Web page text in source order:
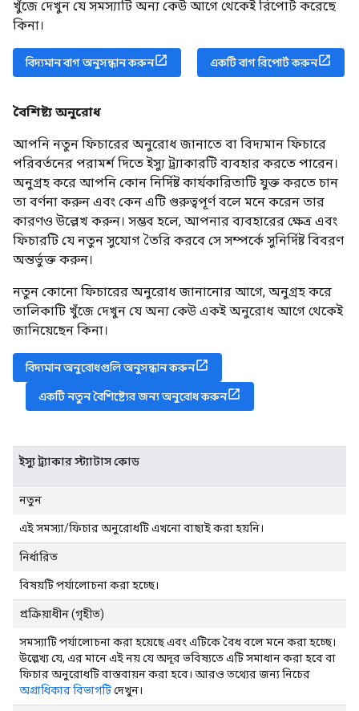
খুঁজে দেখুন যে সমস্যাটি অন্য কেউ আগে থেকেই রিপোর্ট করেছে
কিনা।
বিদ্যমান বাগ অনুসন্ধান করুন একটি বাগ রিপোর্ট করুন
বৈশিষ্ট্য অনুরোধ
আপনি নতুন ফিচারের অনুরোধ জানাতে বা বিদ্যমান ফিচারে
পরিবর্তনের পরামর্শ দিতে ইস্যু ট্র্যাকারটি ব্যবহার করতে পারেন।
অনুগ্রহ করে আপনি কোন নির্দিষ্ট কার্যকারিতাটি যুক্ত করতে চান
তা বর্ণনা করুন এবং কেন এটি গুরুত্বপূর্ণ বলে মনে করেন তার
কারণও উল্লেখ করুন। সম্ভব হলে, আপনার ব্যবহারের ক্ষেত্র এবং
ফিচারটি যে নতুন সুযোগ তৈরি করবে সে সম্পর্কে সুনির্দিষ্ট বিবরণ
অন্তর্ভুক্ত করুন।
নতুন কোনো ফিচারের অনুরোধ জানানোর আগে, অনুগ্রহ করে
তালিকাটি খুঁজে দেখুন যে অন্য কেউ একই অনুরোধ আগে থেকেই
জানিয়েছেন কিনা।
বিদ্যমান অনুরোধগুলি অনুসন্ধান করুন
একটি নতুন বৈশিষ্ট্যের জন্য অনুরোধ করুন
ইস্যু ট্র্যাকার স্ট্যাটাস কোড
নতুন
এই সমস্যা/ফিচার অনুরোধটি এখনো বাছাই করা হয়নি।
নির্ধারিত
বিষয়টি পর্যালোচনা করা হচ্ছে।
প্রক্রিয়াধীন (গৃহীত)
সমস্যাটি পর্যালোচনা করা হয়েছে এবং এটিকে বৈধ বলে মনে করা হচ্ছে।
উল্লেখ্য যে, এর মানে এই নয় যে অদূর ভবিষ্যতে এটি সমাধান করা হবে বা
ফিচার অনুরোধটি বাস্তবায়ন করা হবে। আরও তথ্যের জন্য নিচের
অগ্রাধিকার বিভাগটিদেখুন।